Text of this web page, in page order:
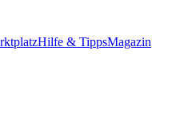
Hilfe & TippsMagazin